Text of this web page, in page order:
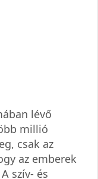
lévő
millió
csak az
az emberek
szív- és